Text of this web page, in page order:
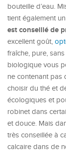
bouteille d’eau.
tient également
est conseillé de
excellent goût,
fraîche, pure,
biologique vous
ne contenant pas
choisir du thé et
écologiques et
robinet dans
et douce. Mais
très conseillée à
calcaire dans de